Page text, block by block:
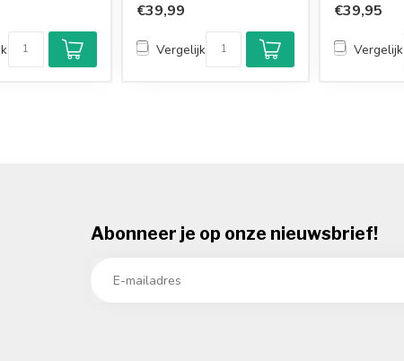
€39,99
Vergelijk
€39,95
Vergelijk
Abonneer je op onze nieuwsbrief!